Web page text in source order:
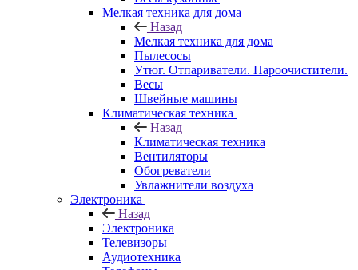
Мелкая техника для дома
Назад
Мелкая техника для дома
Пылесосы
Утюг. Отпариватели. Пароочистители.
Весы
Швейные машины
Климатическая техника
Назад
Климатическая техника
Вентиляторы
Обогреватели
Увлажнители воздуха
Электроника
Назад
Электроника
Телевизоры
Аудиотехника